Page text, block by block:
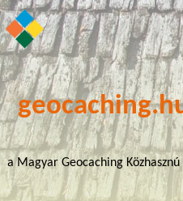
a Magyar Geocaching